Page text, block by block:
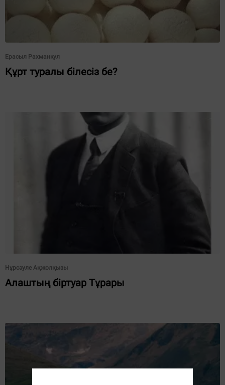
Ерасыл Рахманкул
Құрт туралы білесіз бе?
Нұрсәуле Ақжолқызы
Алаштың біртуар Тұрары